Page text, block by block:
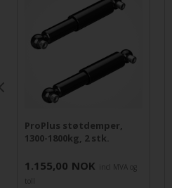
ProPlus støtdemper,
1300-1800kg, 2 stk.
1.155,00 NOK
incl MVA og
toll